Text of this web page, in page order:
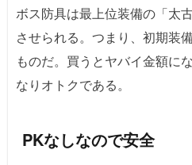
ボス防具は最上位装備の「太
させられる。つまり、初期装
ものだ。買うとヤバイ金額に
なりオトクである。
PKなしなので安全